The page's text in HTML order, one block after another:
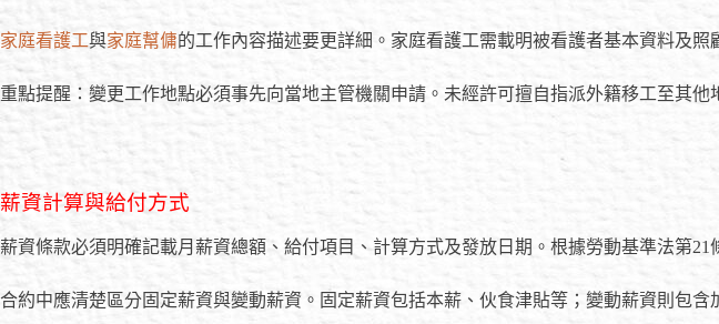
家庭看護工與家庭幫傭的工作內容描述要更詳細。家庭看護工需載明被看護者基本資料及
重點提醒：變更工作地點必須事先向當地主管機關申請。未經許可擅自指派外籍移工至其
薪資計算與給付方式
薪資條款必須明確記載月薪資總額、給付項目、計算方式及發放日期。根據勞動基準法第21
合約中應清楚區分固定薪資與變動薪資。固定薪資包括本薪、伙食津貼等；變動薪資則包